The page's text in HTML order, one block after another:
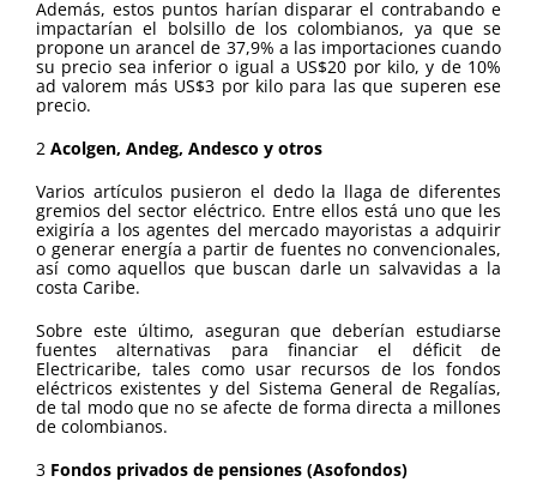
Además, estos puntos harían disparar el contrabando e
impactarían el bolsillo de los colombianos, ya que se
propone un arancel de 37,9% a las importaciones cuando
su precio sea inferior o igual a US$20 por kilo, y de 10%
ad valorem más US$3 por kilo para las que superen ese
precio.
2 Acolgen, Andeg, Andesco y otros
Varios artículos pusieron el dedo la llaga de diferentes
gremios del sector eléctrico. Entre ellos está uno que les
exigiría a los agentes del mercado mayoristas a adquirir
o generar energía a partir de fuentes no convencionales,
así como aquellos que buscan darle un salvavidas a la
costa Caribe.
Sobre este último, aseguran que deberían estudiarse
fuentes alternativas para financiar el déficit de
Electricaribe, tales como usar recursos de los fondos
eléctricos existentes y del Sistema General de Regalías,
de tal modo que no se afecte de forma directa a millones
de colombianos.
3 Fondos privados de pensiones (Asofondos)